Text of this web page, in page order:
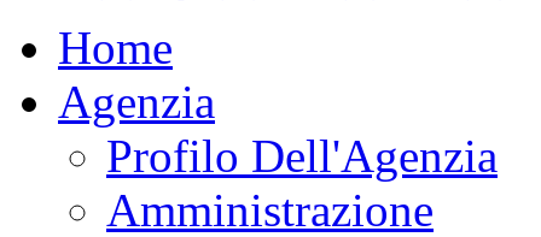
Home
Agenzia
Profilo Dell'Agenzia
Amministrazione